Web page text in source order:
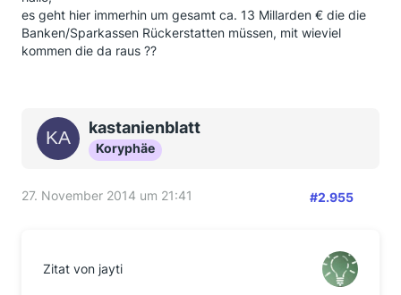
es geht hier immerhin um gesamt ca. 13 Millarden € die die
Banken/Sparkassen Rückerstatten müssen, mit wieviel
kommen die da raus ??
kastanienblatt
Koryphäe
27. November 2014 um 21:41 #2.955
Zitat von jayti